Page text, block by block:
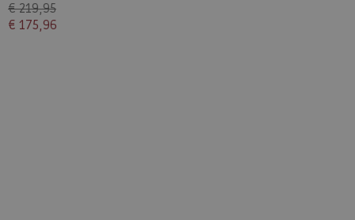
€ 219,95
€ 175,96